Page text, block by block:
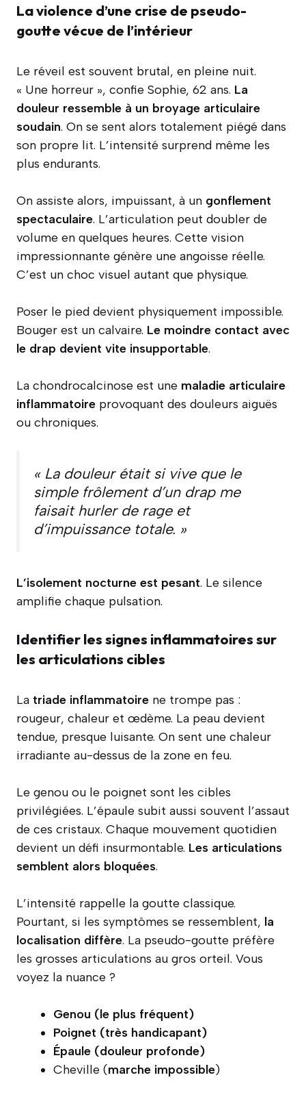
La violence d’une crise de pseudo-
goutte vécue de l’intérieur
Le réveil est souvent brutal, en pleine nuit.
« Une horreur », confie Sophie, 62 ans. La
douleur ressemble à un broyage articulaire
soudain. On se sent alors totalement piégé dans
son propre lit. L’intensité surprend même les
plus endurants.
On assiste alors, impuissant, à un gonflement
spectaculaire. L’articulation peut doubler de
volume en quelques heures. Cette vision
impressionnante génère une angoisse réelle.
C’est un choc visuel autant que physique.
Poser le pied devient physiquement impossible.
Bouger est un calvaire. Le moindre contact avec
le drap devient vite insupportable.
La chondrocalcinose est une maladie articulaire
inflammatoire provoquant des douleurs aiguës
ou chroniques.
« La douleur était si vive que le
simple frôlement d’un drap me
faisait hurler de rage et
d’impuissance totale. »
L’isolement nocturne est pesant. Le silence
amplifie chaque pulsation.
Identifier les signes inflammatoires sur
les articulations cibles
La triade inflammatoire ne trompe pas :
rougeur, chaleur et œdème. La peau devient
tendue, presque luisante. On sent une chaleur
irradiante au-dessus de la zone en feu.
Le genou ou le poignet sont les cibles
privilégiées. L’épaule subit aussi souvent l’assaut
de ces cristaux. Chaque mouvement quotidien
devient un défi insurmontable. Les articulations
semblent alors bloquées.
L’intensité rappelle la goutte classique.
Pourtant, si les symptômes se ressemblent, la
localisation diffère. La pseudo-goutte préfère
les grosses articulations au gros orteil. Vous
voyez la nuance ?
Genou (le plus fréquent)
Poignet (très handicapant)
Épaule (douleur profonde)
Cheville (marche impossible)